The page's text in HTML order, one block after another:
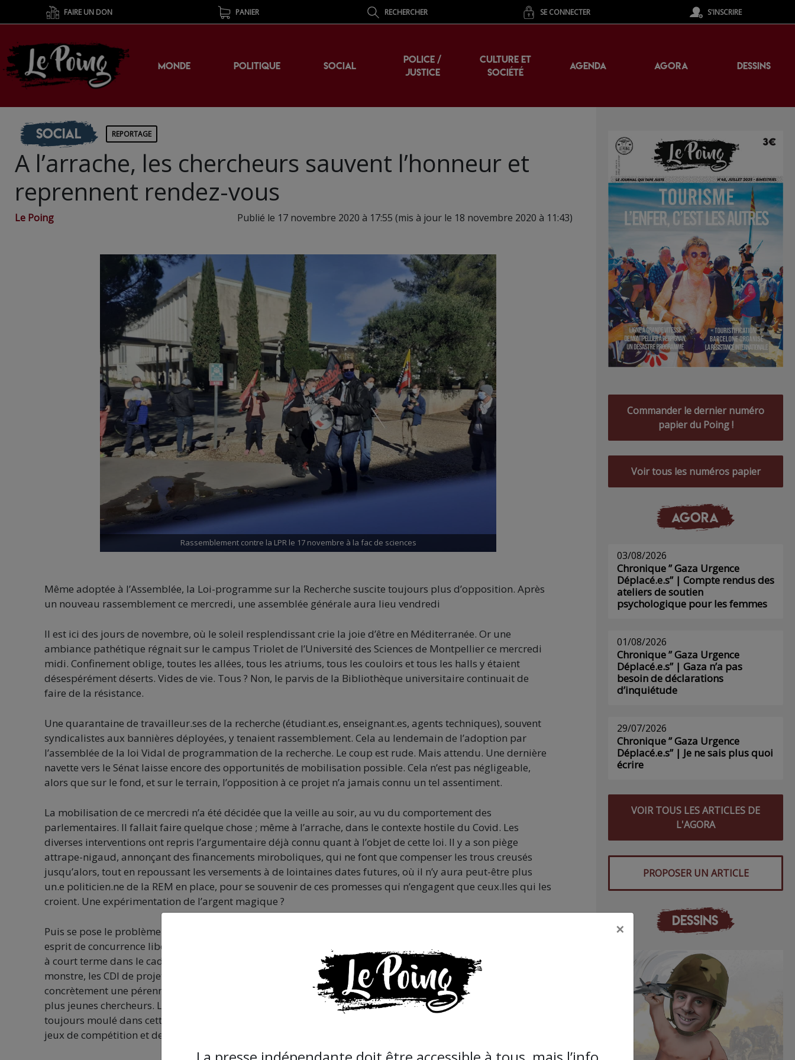
FAIRE UN DON PANIER RECHERCHER SE CONNECTER S'INSCRIRE
MONDE POLITIQUE SOCIAL
POLICE /
JUSTICE
CULTURE ET
SOCIÉTÉ
AGENDA AGORA DESSINS
Social REPORTAGE
A l’arrache, les chercheurs sauvent l’honneur et
reprennent rendez-vous
Le Poing Publié le 17 novembre 2020 à 17:55 (mis à jour le 18 novembre 2020 à 11:43)
Rassemblement contre la LPR le 17 novembre à la fac de sciences
Même adoptée à l’Assemblée, la Loi-programme sur la Recherche suscite toujours plus d’opposition. Après
un nouveau rassemblement ce mercredi, une assemblée générale aura lieu vendredi
Il est ici des jours de novembre, où le soleil resplendissant crie la joie d’être en Méditerranée. Or une
ambiance pathétique régnait sur le campus Triolet de l’Université des Sciences de Montpellier ce mercredi
midi. Confinement oblige, toutes les allées, tous les atriums, tous les couloirs et tous les halls y étaient
désespérément déserts. Vides de vie. Tous ? Non, le parvis de la Bibliothèque universitaire continuait de
faire de la résistance.
Une quarantaine de travailleur.ses de la recherche (étudiant.es, enseignant.es, agents techniques), souvent
syndicalistes aux bannières déployées, y tenaient rassemblement. Cela au lendemain de l’adoption par
l’assemblée de la loi Vidal de programmation de la recherche. Le coup est rude. Mais attendu. Une dernière
navette vers le Sénat laisse encore des opportunités de mobilisation possible. Cela n’est pas négligeable,
alors que sur le fond, et sur le terrain, l’opposition à ce projet n’a jamais connu un tel assentiment.
La mobilisation de ce mercredi n’a été décidée que la veille au soir, au vu du comportement des
parlementaires. Il fallait faire quelque chose ; même à l’arrache, dans le contexte hostile du Covid. Les
diverses interventions ont repris l’argumentaire déjà connu quant à l’objet de cette loi. Il y a son piège
attrape-nigaud, annonçant des financements miroboliques, qui ne font que compenser les trous creusés
jusqu’alors, tout en repoussant les versements à de lointaines dates futures, où il n’y aura peut-être plus
un.e politicien.ne de la REM en place, pour se souvenir de ces promesses qui n’engagent que ceux.lles qui les
croient. Une expérimentation de l’argent magique ?
Puis se pose le problème de la systématisation des mises à concours des projets de recherche, instaurant un
esprit de concurrence libérale à tous les niveaux, et indexant les objets de recherche sur leur rentabilisation
à court terme dans le cadre de l’économie de marché. Cela passe encore par l’invention d’un nouveau
monstre, les CDI de projet, soit la négation même de ce qu’est un CDI. A travers cet oxymore, c’est
concrètement une pérennisation de la précarité sans fin, contrat après contrat, qui s’offre en perspective aux
plus jeunes chercheurs. La dernière carotte tendue aux syndicats collaborateurs est un système de primes,
toujours moulé dans cette idéologie, puisqu’il sera réservé aux seuls titulaires d’une part, et accentuera les
jeux de compétition et de récompense discrétionnaire accordée selon des critères d’excellence arbitraires.
Commander le dernier numéro
papier du Poing !
Voir tous les numéros papier
AGORA
03/08/2026
Chronique ” Gaza Urgence
Déplacé.e.s” | Compte rendus des
ateliers de soutien
psychologique pour les femmes
01/08/2026
Chronique ” Gaza Urgence
Déplacé.e.s” | Gaza n’a pas
besoin de déclarations
d’inquiétude
29/07/2026
Chronique ” Gaza Urgence
Déplacé.e.s” | Je ne sais plus quoi
écrire
VOIR TOUS LES ARTICLES DE
L'AGORA
PROPOSER UN ARTICLE
DESSINS
×